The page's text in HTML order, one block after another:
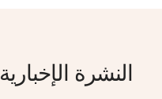
النشرة الإخبارية